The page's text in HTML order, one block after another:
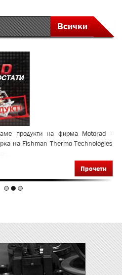
Всички
лидери в производството на
годишна история. Моделът Night
...
Прочети
продукти на фирма Motorad -
на Fishman Thermo Technologies
Прочети
№10
Прочети